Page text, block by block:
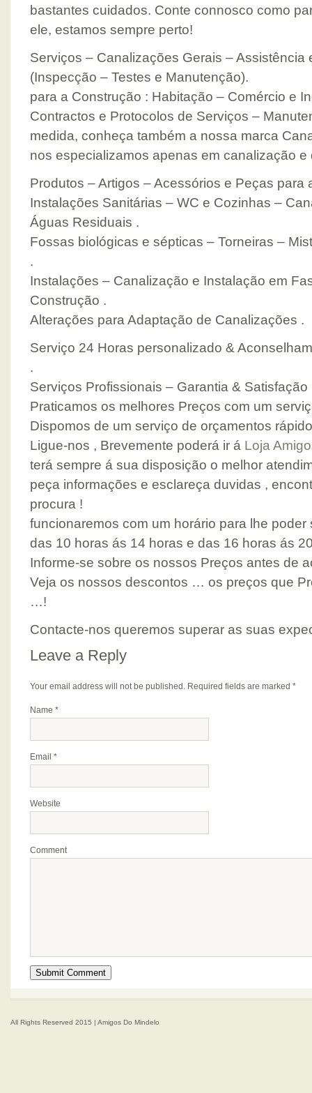
bastantes cuidados. Conte connosco como
ele, estamos sempre perto!
Serviços – Canalizações Gerais – Assistência
(Inspecção – Testes e Manutenção).
para a Construção : Habitação – Comércio e
Contractos e Protocolos de Serviços –
medida, conheça também a nossa marca
nos especializamos apenas em canalização e
Produtos – Artigos – Acessórios e Peças para
Instalações Sanitárias – WC e Cozinhas –
Águas Residuais .
Fossas biológicas e sépticas – Torneiras –
.
Instalações – Canalização e Instalação em
Construção .
Alterações para Adaptação de Canalizações .
Serviço 24 Horas personalizado &
.
Serviços Profissionais – Garantia & Satisfação
Praticamos os melhores Preços com um
Dispomos de um serviço de orçamentos
Ligue-nos , Brevemente poderá ir á Loja
terá sempre á sua disposição o melhor
peça informações e esclareça duvidas ,
procura !
funcionaremos com um horário para lhe poder
das 10 horas ás 14 horas e das 16 horas ás
Informe-se sobre os nossos Preços antes de
Veja os nossos descontos … os preços que
…!
Contacte-nos queremos superar as suas
Leave a Reply
Your email address will not be published. Required fields are marked *
Name *
Email *
Website
Comment
All Rights Reserved 2015 | Amigos Do Mindelo